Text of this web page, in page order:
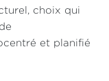
choix qui
et planifié